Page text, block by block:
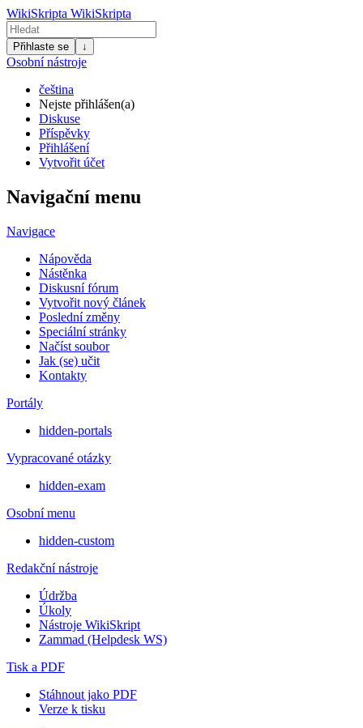
WikiSkripta WikiSkripta
Přihlaste se ↓
Osobní nástroje
čeština
Nejste přihlášen(a)
Diskuse
Příspěvky
Přihlášení
Vytvořit účet
Navigační menu
Navigace
Nápověda
Nástěnka
Diskusní fórum
Vytvořit nový článek
Poslední změny
Speciální stránky
Načíst soubor
Jak (se) učit
Kontakty
Portály
hidden-portals
Vypracované otázky
hidden-exam
Osobní menu
hidden-custom
Redakční nástroje
Údržba
Úkoly
Nástroje WikiSkript
Zammad (Helpdesk WS)
Tisk a PDF
Stáhnout jako PDF
Verze k tisku